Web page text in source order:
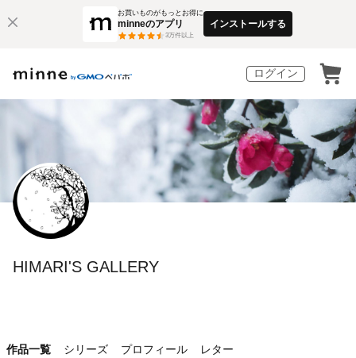
お買いものがもっとお得に
minneのアプリ
3万件以上
インストールする
ログイン
HIMARI'S GALLERY
作品一覧 シリーズ プロフィール レター